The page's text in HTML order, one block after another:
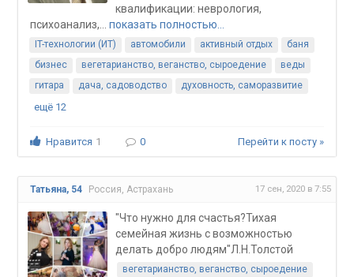
квалификации: неврология,
психоанализ,... показать полностью…
IT-технологии (ИТ) автомобили активный отдых
баня
бизнес
вегетарианство, веганство, сыроедение
веды
гитара
дача, садоводство духовность, саморазвитие
ещё 12
Нравится 1 0 Перейти к посту »
Татьяна, 54 Россия, Астрахань 17 сен, 2020 в 7:55
"Что нужно для счастья?Тихая
семейная жизнь с возможностью
делать добро людям"Л.Н.Толстой
вегетарианство, веганство, сыроедение